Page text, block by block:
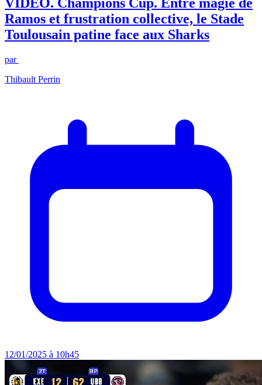
Ramos et frustration collective, le Stade
Toulousain patine face aux Sharks
par
Thibault Perrin
12/01/2025 à 10h45